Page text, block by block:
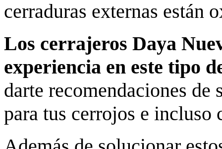
cerraduras externas están
Los cerrajeros Daya
experiencia en este tipo
darte recomendaciones
para tus cerrojos e incluso